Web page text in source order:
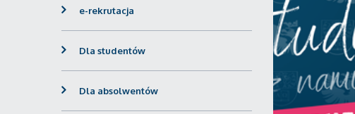
e-rekrutacja
Dla studentów
Dla absolwentów